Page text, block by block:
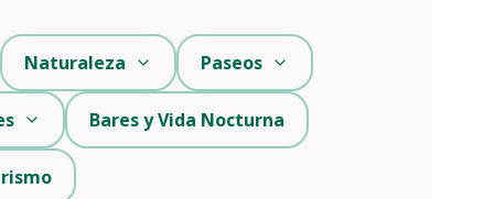
Naturaleza Paseos
Bares y Vida Nocturna